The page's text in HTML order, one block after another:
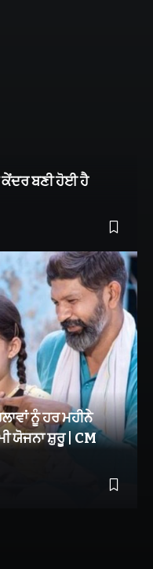
ਕੇਂਦਰ ਬਣੀ ਹੋਈ ਹੈ
ਨੂੰ ਹਰ ਮਹੀਨੇ
ਯੋਜਨਾ ਸ਼ੁਰੂ | CM